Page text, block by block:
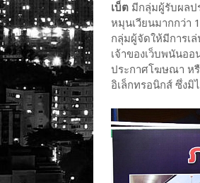
เบ็ต มีกลุ่มผู้รับผลป
หมุนเวียนมากกว่า
กลุ่มผู้จัดให้มีการเ
เจ้าของเว็บพนันอ
ประกาศโฆษณา หรื
อิเล็กทรอนิกส์ ซึ่งมิ